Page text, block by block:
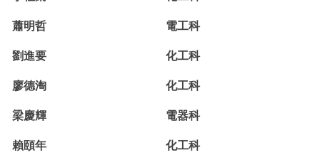
蕭明哲 電工科
劉進要 化工科
廖德淘 化工科
梁慶輝 電器科
賴頤年 化工科